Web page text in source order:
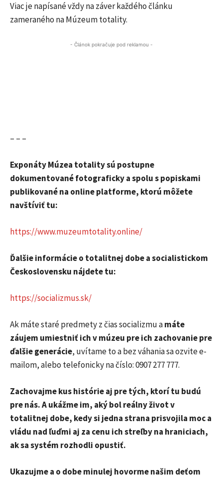
Viac je napísané vždy na záver každého článku
zameraného na Múzeum totality.
- Článok pokračuje pod reklamou -
– – –
Exponáty Múzea totality sú postupne
dokumentované fotograficky a spolu s popiskami
publikované na online platforme, ktorú môžete
navštíviť tu:
https://www.muzeumtotality.online/
Ďalšie informácie o totalitnej dobe a socialistickom
Československu nájdete tu:
https://socializmus.sk/
Ak máte staré predmety z čias socializmu amáte
záujem umiestniť ich v múzeu pre ich zachovanie pre
ďalšie generácie, uvítame to a bez váhania sa ozvite e-
mailom, alebo telefonicky na číslo: 0907 277 777.
Zachovajme kus histórie aj pre tých, ktorí tu budú
pre nás.A ukážme im, aký bol reálny život v
totalitnej dobe, kedy si jedna strana prisvojila moc a
vládu nad ľuďmi aj za cenu ich streľby na hraniciach,
ak sa systém rozhodli opustiť.
Ukazujme a o dobe minulej hovorme našim deťom